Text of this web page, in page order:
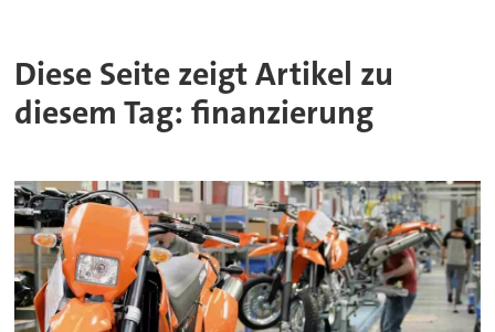
Diese Seite zeigt Artikel zu
diesem Tag: finanzierung